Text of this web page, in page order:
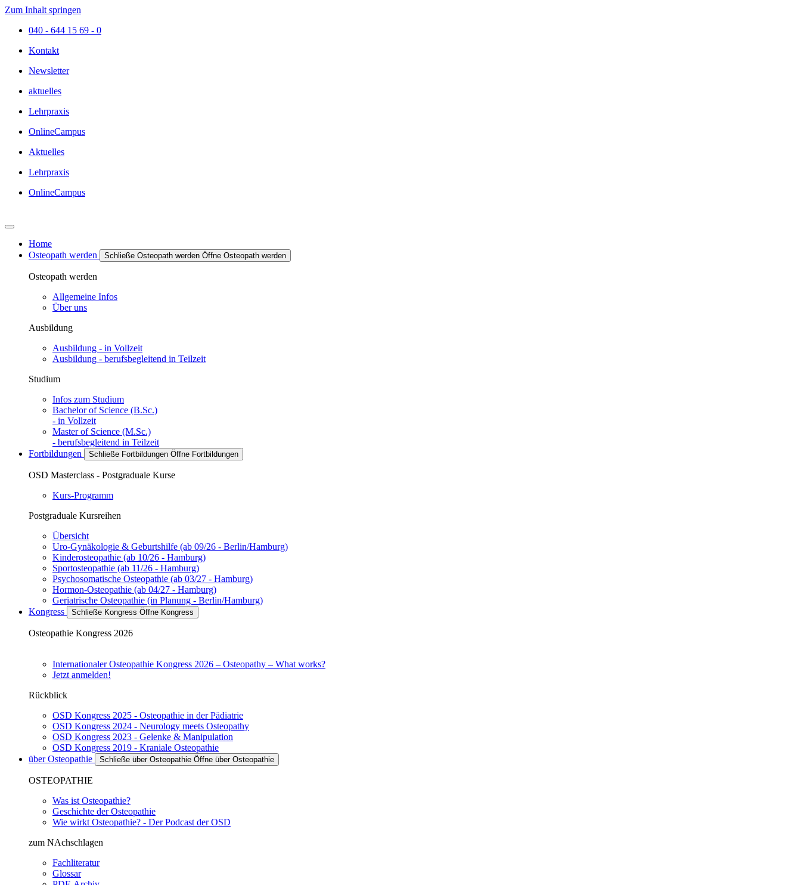
Zum Inhalt springen
040 - 644 15 69 - 0
Kontakt
Newsletter
aktuelles
Lehrpraxis
OnlineCampus
Aktuelles
Lehrpraxis
OnlineCampus
Home
Osteopath werden
Schließe Osteopath werden Öffne Osteopath werden
Osteopath werden
Allgemeine Infos
Über uns
Ausbildung
Ausbildung - in Vollzeit
Ausbildung - berufsbegleitend in Teilzeit
Studium
Infos zum Studium
Bachelor of Science (B.Sc.)
- in Vollzeit
Master of Science (M.Sc.)
- berufsbegleitend in Teilzeit
Fortbildungen
Schließe Fortbildungen Öffne Fortbildungen
OSD Masterclass - Postgraduale Kurse
Kurs-Programm
Postgraduale Kursreihen
Übersicht
Uro-Gynäkologie & Geburtshilfe (ab 09/26 - Berlin/Hamburg)
Kinderosteopathie (ab 10/26 - Hamburg)
Sportosteopathie (ab 11/26 - Hamburg)
Psychosomatische Osteopathie (ab 03/27 - Hamburg)
Hormon-Osteopathie (ab 04/27 - Hamburg)
Geriatrische Osteopathie (in Planung - Berlin/Hamburg)
Kongress
Schließe Kongress Öffne Kongress
Osteopathie Kongress 2026
Internationaler Osteopathie Kongress 2026 – Osteopathy – What works?
Jetzt anmelden!
Rückblick
OSD Kongress 2025 - Osteopathie in der Pädiatrie
OSD Kongress 2024 - Neurology meets Osteopathy
OSD Kongress 2023 - Gelenke & Manipulation
OSD Kongress 2019 - Kraniale Osteopathie
über Osteopathie
Schließe über Osteopathie Öffne über Osteopathie
OSTEOPATHIE
Was ist Osteopathie?
Geschichte der Osteopathie
Wie wirkt Osteopathie? - Der Podcast der OSD
zum NAchschlagen
Fachliteratur
Glossar